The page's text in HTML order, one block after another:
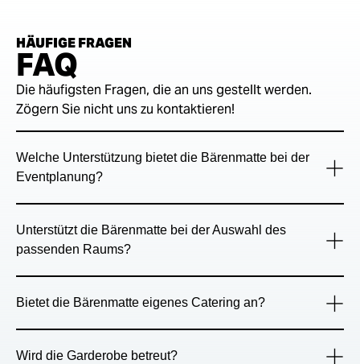
HÄUFIGE FRAGEN
FAQ
Die häufigsten Fragen, die an uns gestellt werden.
Zögern Sie nicht uns zu kontaktieren!
Welche Unterstützung bietet die Bärenmatte bei der
Eventplanung?
Unterstützt die Bärenmatte bei der Auswahl des
passenden Raums?
Bietet die Bärenmatte eigenes Catering an?
Wird die Garderobe betreut?